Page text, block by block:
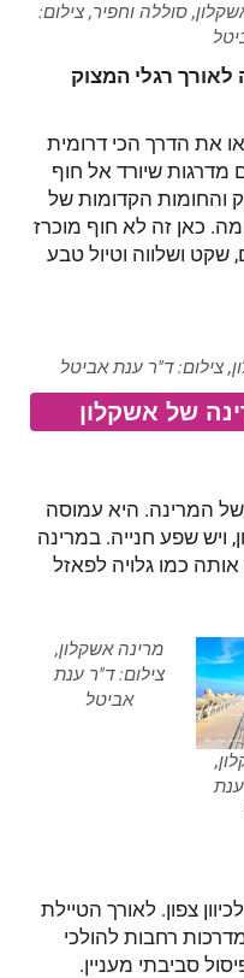
סוללה וחפיר, צילום:
לאורך רגלי המצוק
את הדרך הכי דרומית
מדרגות שיורד אל חוף
והחומות הקדומות של
כאן זה לא חוף מוכרז
שקט ושלווה וטיול טבע
צילום: ד"ר ענת אביטל
של המרינה. היא עמוסה
ויש שפע חנייה. במרינה
כמו גלויה לפאזל
מרינה אשקלון,
צילום: ד"ר ענת
אביטל
צפון. לאורך הטיילת
רחבות להולכי
סביבתי מעניין.